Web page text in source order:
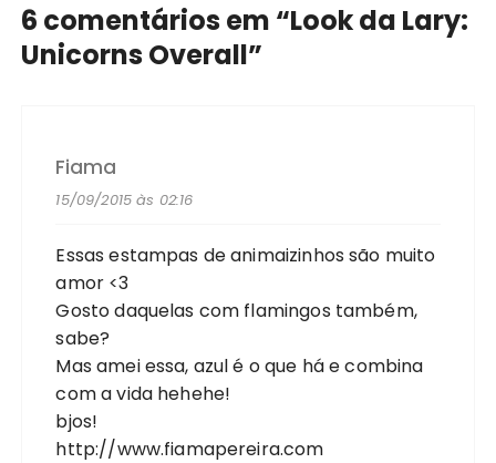
6 comentários em “Look da Lary:
Unicorns Overall”
Fiama
15/09/2015 às 02:16
Essas estampas de animaizinhos são muito
amor <3
Gosto daquelas com flamingos também,
sabe?
Mas amei essa, azul é o que há e combina
com a vida hehehe!
bjos!
http://www.fiamapereira.com